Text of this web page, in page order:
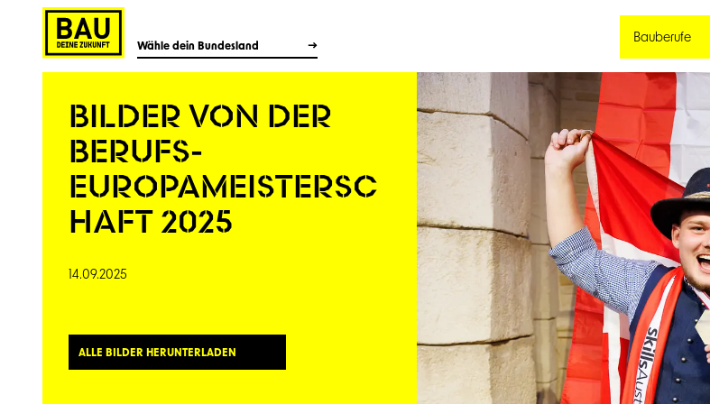
Wähle dein Bundesland
Bauberufe
BILDER VON DER
BERUFS-
EUROPAMEISTERSC
HAFT 2025
14.09.2025
ALLE BILDER HERUNTER­LADEN